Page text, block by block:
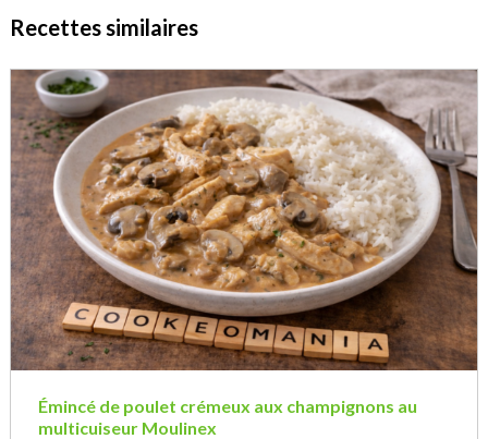
Recettes similaires
Émincé de poulet crémeux aux champignons au
multicuiseur Moulinex